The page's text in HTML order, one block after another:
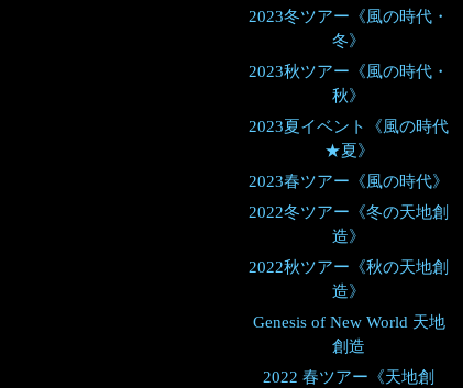
2023冬ツアー《風の時代・
冬》
2023秋ツアー《風の時代・
秋》
2023夏イベント《風の時代
★夏》
2023春ツアー《風の時代》
2022冬ツアー《冬の天地創
造》
2022秋ツアー《秋の天地創
造》
Genesis of New World 天地
創造
2022 春ツアー《天地創